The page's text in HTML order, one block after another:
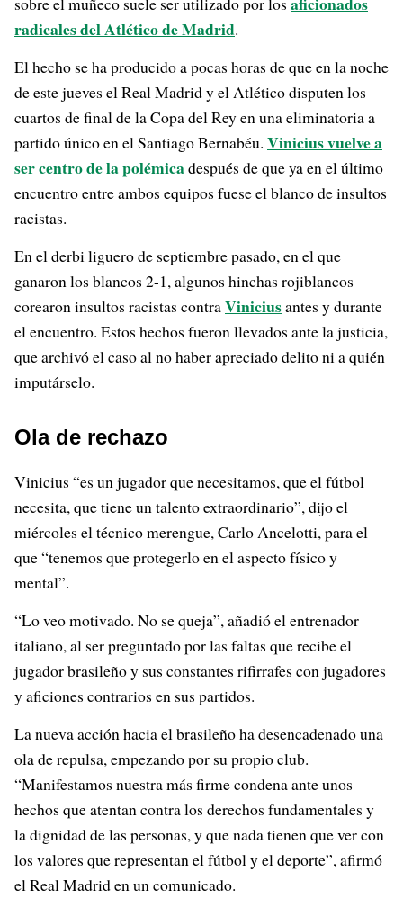
radicales del Atlético de Madrid.
El hecho se ha producido a pocas horas de que en la noche
de este jueves el Real Madrid y el Atlético disputen los
cuartos de final de la Copa del Rey en una eliminatoria a
partido único en el Santiago Bernabéu. Vinicius vuelve a
ser centro de la polémicadespués de que ya en el último
encuentro entre ambos equipos fuese el blanco de insultos
racistas.
En el derbi liguero de septiembre pasado, en el que
ganaron los blancos 2-1, algunos hinchas rojiblancos
corearon insultos racistas contraViniciusantes y durante
el encuentro. Estos hechos fueron llevados ante la justicia,
que archivó el caso al no haber apreciado delito ni a quién
imputárselo.
Ola de rechazo
Vinicius “es un jugador que necesitamos, que el fútbol
necesita, que tiene un talento extraordinario”, dijo el
miércoles el técnico merengue, Carlo Ancelotti, para el
que “tenemos que protegerlo en el aspecto físico y
mental”.
“Lo veo motivado. No se queja”, añadió el entrenador
italiano, al ser preguntado por las faltas que recibe el
jugador brasileño y sus constantes rifirrafes con jugadores
y aficiones contrarios en sus partidos.
La nueva acción hacia el brasileño ha desencadenado una
ola de repulsa, empezando por su propio club.
“Manifestamos nuestra más firme condena ante unos
hechos que atentan contra los derechos fundamentales y
la dignidad de las personas, y que nada tienen que ver con
los valores que representan el fútbol y el deporte”, afirmó
el Real Madrid en un comunicado.